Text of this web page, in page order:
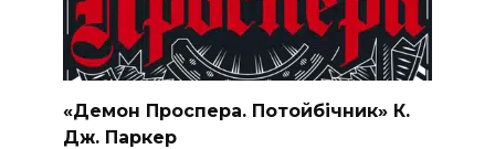
«Демон Проспера. Потойбічник» К.
Дж. Паркер